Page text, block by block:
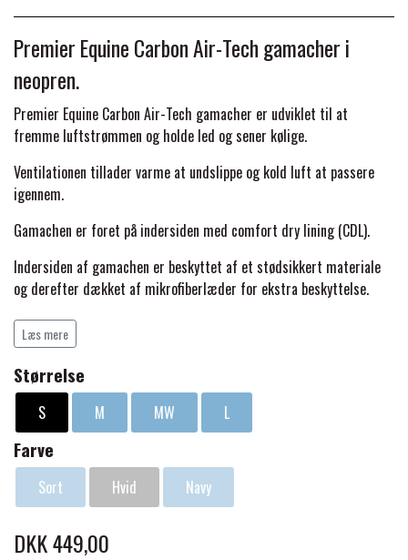
TERAPI PRODUKTER
STRØMPER
HUER & HALSTØRKLÆDER
GAVEARTIKLER VOKSNE
INSEKTBESKYTTELSE
TILSKUD & VITAMINER
SKO & SMEDEVÆRKTØJ
TRAVDÆKKEN & TILBEHØR
VOGNE & TILBEHØR
PONYTRAV
GALOP
PREMIER EQUINE LINERS & DÆKKEN
TILBEHØR
PREMIER EQUINE WALKER & RIDEDÆKKEN
PREMIER EQUINE INSEKTBESKYTTELSE
PREMIER EQUINE MAGNET & INFRARØD
TERAPI
PREMIER EQUINE GRIMER & TRÆKTOV
PREMIER EQUINE TRENSE & TILBEHØR
PREMIER EQUINE SADEL TILBEHØR
CARR & DAY & MARTIN
CUSTOM
DELTACAST
EMIN
FORAN EQUINE
GP TACK
Premier Equine Carbon Air-Tech gamacher i
neopren.
Premier Equine Carbon Air-Tech gamacher er udviklet til at
fremme luftstrømmen og holde led og sener kølige.
Ventilationen tillader varme at undslippe og kold luft at passere
igennem.
Gamachen er foret på indersiden med comfort dry lining (CDL).
Indersiden af gamachen er beskyttet af et stødsikkert materiale
og derefter dækket af mikrofiberlæder for ekstra beskyttelse.
Dobbelte velcrostropper giver ekstra sikkerhed for at gamachen
bliver på plads og gør dem til et godt valg til hverdags brug eller
til konkurrencer.
Premier Equine Carbon Air-Tech Double Locking Brushing Boots
findes i 3 klassiske farver og sælges i par.
Læs mere
Størrelse
S M MW L
Farve
Sort Hvid Navy
DKK 449,00